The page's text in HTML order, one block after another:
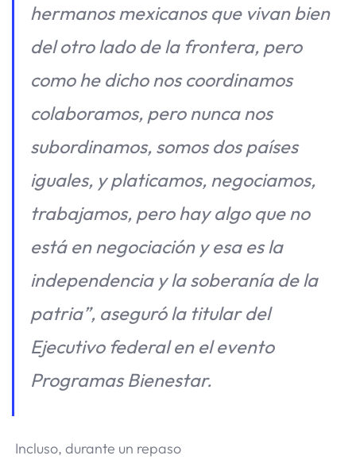
hermanos mexicanos que vivan bien
del otro lado de la frontera, pero
como he dicho nos coordinamos
colaboramos, pero nunca nos
subordinamos, somos dos países
iguales, y platicamos, negociamos,
trabajamos, pero hay algo que no
está en negociación y esa es la
independencia y la soberanía de la
patria”, aseguró la titular del
Ejecutivo federal en el evento
Programas Bienestar.
Incluso, durante un repaso